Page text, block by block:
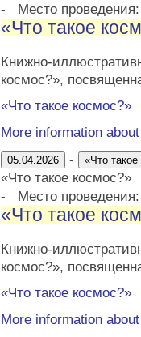
-
Место
«Что такое
Книжно-
космос?»,
«Что такое космос?»
More information
05.04.2026 - «Что
«Что такое космос?»
-
Место
«Что такое
Книжно-
космос?»,
«Что такое космос?»
More information